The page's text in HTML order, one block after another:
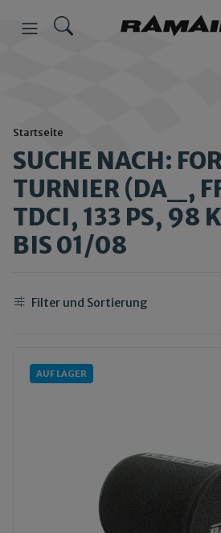
Startseite
SUCHE NACH:
TURNIER (DA_,
TDCI, 133 PS, 98
BIS 01/08
Filter und Sortierung
AUF LAGER